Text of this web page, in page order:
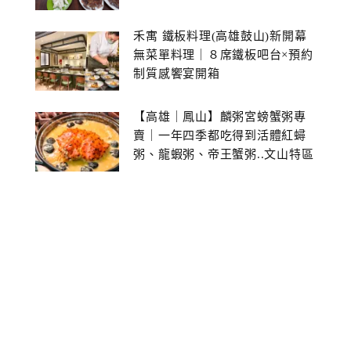
禾寓 鐵板料理(高雄鼓山)新開幕
無菜單料理｜８席鐵板吧台×預約
制質感饗宴開箱
【高雄｜鳳山】麟粥宮螃蟹粥專
賣｜一年四季都吃得到活體紅蟳
粥、龍蝦粥、帝王蟹粥..文山特區